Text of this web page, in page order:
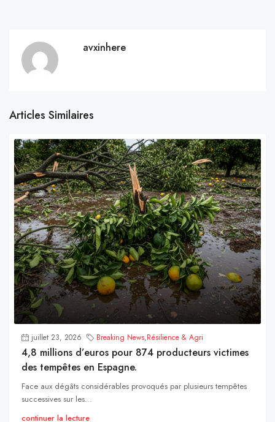
avxinhere
Articles Similaires
juillet 23, 2026 Breaking News,Résilience & Agri
4,8 millions d’euros pour 874 producteurs victimes
des tempêtes en Espagne.
Face aux dégâts considérables provoqués par plusieurs tempêtes
successives sur les...
continuer la lecture